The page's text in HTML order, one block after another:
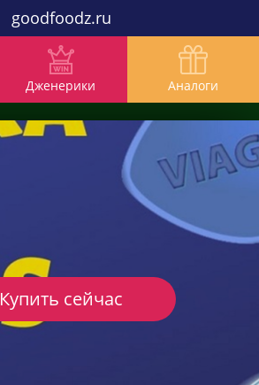
goodfoodz.ru
Дженерики Аналоги
Купить сейчас